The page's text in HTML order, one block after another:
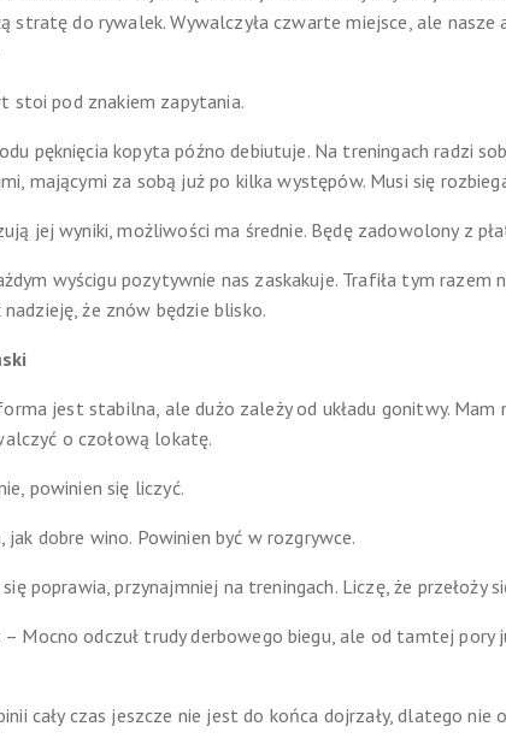
stratę do rywalek. Wywalczyła czwarte miejsce, ale nasze
stoi pod znakiem zapytania.
pęknięcia kopyta późno debiutuje. Na treningach radzi
mającymi za sobą już po kilka występów. Musi się
jej wyniki, możliwości ma średnie. Będę zadowolony z
wyścigu pozytywnie nas zaskakuje. Trafiła tym
że znów będzie blisko.
jest stabilna, ale dużo zależy od układu gonitwy.
o czołową lokatę.
powinien się liczyć.
jak dobre wino. Powinien być w rozgrywce.
poprawia, przynajmniej na treningach. Liczę, że
– Mocno odczuł trudy derbowego biegu, ale od tamtej pory
cały czas jeszcze nie jest do końca dojrzały, dlatego nie